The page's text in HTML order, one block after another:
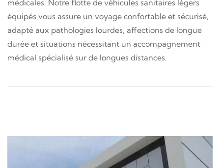
médicales. Notre flotte de véhicules sanitaires légers
équipés vous assure un voyage confortable et sécurisé,
adapté aux pathologies lourdes, affections de longue
durée et situations nécessitant un accompagnement
médical spécialisé sur de longues distances.